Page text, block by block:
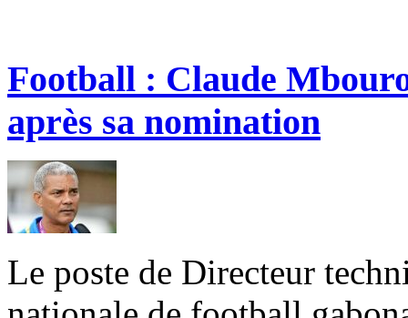
Football : Claude
après sa nomination
Le poste de Directeur